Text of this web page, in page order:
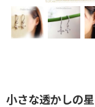
小さな透かしの